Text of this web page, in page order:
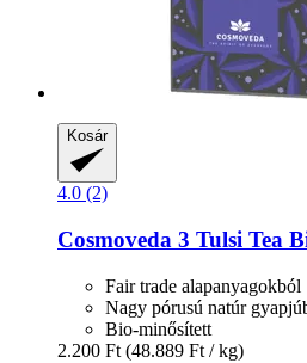
Kosár
4.0 (2)
Cosmoveda 3 Tulsi Tea
Fair trade alapanyagokból
Nagy pórusú natúr
Bio-minősített
2.200 Ft (48.889 Ft / kg)